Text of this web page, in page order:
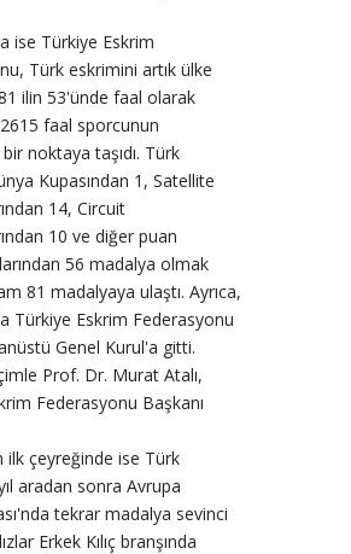
ise Türkiye Eskrim
Türk eskrimini artık ülke
ilin 53'ünde faal olarak
faal sporcunun
noktaya taşıdı. Türk
Kupasından 1, Satellite
14, Circuit
10 ve diğer puan
56 madalya olmak
81 madalyaya ulaştı. Ayrıca,
Türkiye Eskrim Federasyonu
Genel Kurul'a gitti.
Prof. Dr. Murat Atalı,
Federasyonu Başkanı
ilk çeyreğinde ise Türk
aradan sonra Avrupa
tekrar madalya sevinci
Erkek Kılıç branşında